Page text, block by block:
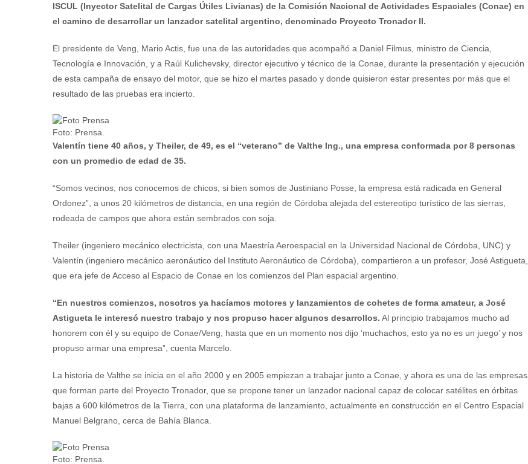
ISCUL (Inyector Satelital de Cargas Útiles Livianas) de la Comisión Nacional de Actividades Espaciales (Conae) en
el camino de desarrollar un lanzador satelital argentino, denominado Proyecto Tronador II.
El presidente de Veng, Mario Actis, fue una de las autoridades que acompañó a Daniel Filmus, ministro de Ciencia,
Tecnología e Innovación, y a Raúl Kulichevsky, director ejecutivo y técnico de la Conae, durante la presentación y ejecución
de esta campaña de ensayo del motor, que se hizo el martes pasado y donde quisieron estar presentes por más que el
resultado de las pruebas era incierto.
Foto: Prensa.
Valentín tiene 40 años, y Theiler, de 49, es el “veterano” de Valthe Ing., una empresa conformada por 8 personas
con un promedio de edad de 35.
“Somos vecinos, nos conocemos de chicos, si bien somos de Justiniano Posse, la empresa está radicada en General
Ordonez”, a unos 20 kilómetros de distancia, en una región de Córdoba alejada del estereotipo turístico de las sierras,
rodeada de campos que ahora están sembrados con soja.
Theiler (ingeniero mecánico electricista, con una Maestría Aeroespacial en la Universidad Nacional de Córdoba, UNC) y
Valentín (ingeniero mecánico aeronáutico del Instituto Aeronáutico de Córdoba), compartieron a un profesor, José Astigueta,
que era jefe de Acceso al Espacio de Conae en los comienzos del Plan espacial argentino.
“En nuestros comienzos, nosotros ya hacíamos motores y lanzamientos de cohetes de forma amateur, a José
Astigueta le interesó nuestro trabajo y nos propuso hacer algunos desarrollos. Al principio trabajamos mucho ad
honorem con él y su equipo de Conae/Veng, hasta que en un momento nos dijo ‘muchachos, esto ya no es un juego’ y nos
propuso armar una empresa”, cuenta Marcelo.
La historia de Valthe se inicia en el año 2000 y en 2005 empiezan a trabajar junto a Conae, y ahora es una de las empresas
que forman parte del Proyecto Tronador, que se propone tener un lanzador nacional capaz de colocar satélites en órbitas
bajas a 600 kilómetros de la Tierra, con una plataforma de lanzamiento, actualmente en construcción en el Centro Espacial
Manuel Belgrano, cerca de Bahía Blanca.
Foto: Prensa.